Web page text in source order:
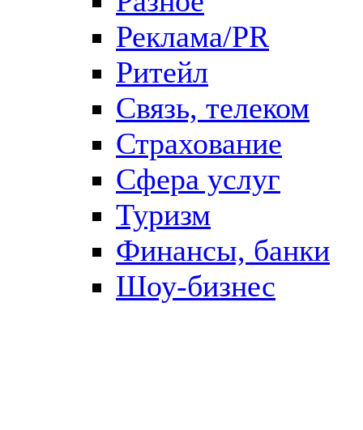
Реклама/PR
Ритейл
Связь, телеком
Страхование
Сфера услуг
Туризм
Финансы, банки
Шоу-бизнес